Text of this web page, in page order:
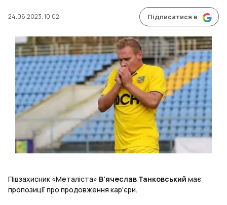
24.06.2023, 10:02 Підписатися в
Півзахисник «Металіста» В'ячеслав Танковський має
пропозиції про продовження кар'єри.